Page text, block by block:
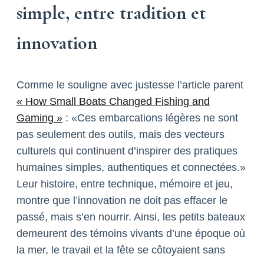
simple, entre tradition et
innovation
Comme le souligne avec justesse l’article parent
« How Small Boats Changed Fishing and
Gaming » : «Ces embarcations légères ne sont
pas seulement des outils, mais des vecteurs
culturels qui continuent d’inspirer des pratiques
humaines simples, authentiques et connectées.»
Leur histoire, entre technique, mémoire et jeu,
montre que l’innovation ne doit pas effacer le
passé, mais s’en nourrir. Ainsi, les petits bateaux
demeurent des témoins vivants d’une époque où
la mer, le travail et la fête se côtoyaient sans